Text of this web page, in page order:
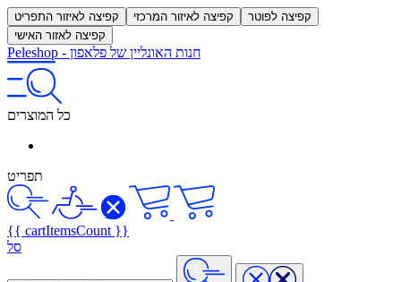
קפיצה לאיזור התפריט קפיצה לאיזור המרכזי
קפיצה לפוטר
קפיצה לאזור האישי
Peleshop - חנות האונליין של פלאפון
כל המוצרים
תפריט
{{ cartItemsCount }}
סל